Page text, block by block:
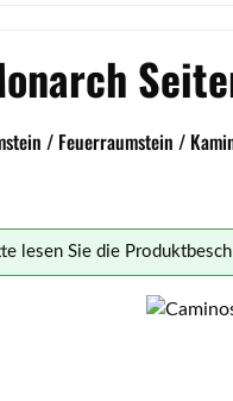
/ Feuerraumstein /
lesen Sie die